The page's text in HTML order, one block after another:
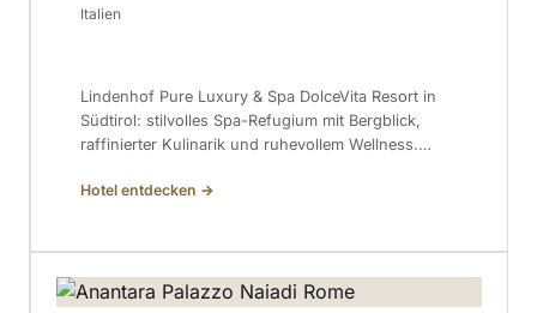
Italien
Lindenhof Pure Luxury & Spa DolceVita Resort in
Südtirol: stilvolles Spa-Refugium mit Bergblick,
raffinierter Kulinarik und ruhevollem Wellness.…
Hotel entdecken →